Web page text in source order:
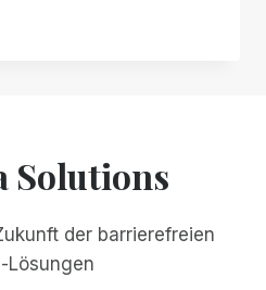
Solutions
der barrierefreien
Lösungen